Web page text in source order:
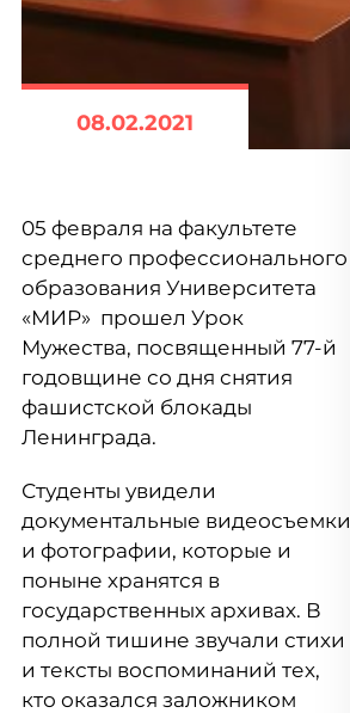
08.02.2021
05 февраля на факультете
среднего профессионального
образования Университета
«МИР» прошел Урок
Мужества, посвященный 77-й
годовщине со дня снятия
фашистской блокады
Ленинграда.
Студенты увидели
документальные видеосъемки
и фотографии, которые и
поныне хранятся в
государственных архивах. В
полной тишине звучали стихи
и тексты воспоминаний тех,
кто оказался заложником